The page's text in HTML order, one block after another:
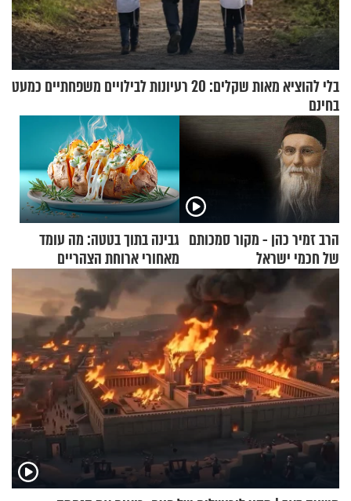
בלי להוציא מאות שקלים: 20 רעיונות לבילויים משפחתיים כמעט
בחינם
הרב זמיר כהן - מקור סמכותם
של חכמי ישראל
גבינה בתוך בטטה: מה עומד
מאחורי ארוחת הצהריים
שכבשה את הרשת?